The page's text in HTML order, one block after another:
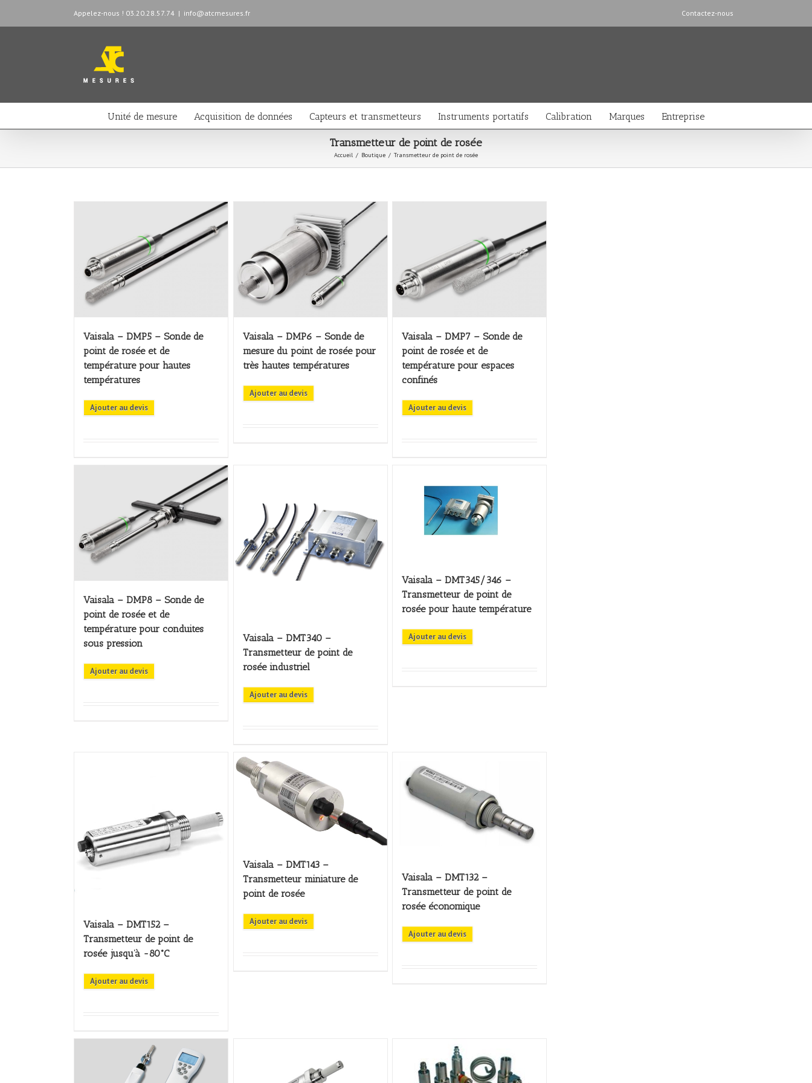
Appelez-nous ! 03.20.28.57.74 | info@atcmesures.fr Contactez-nous
Unité de mesure Acquisition de données Capteurs et transmetteurs Instruments portatifs Calibration Marques Entreprise
Transmetteur de point de rosée
Accueil / Boutique / Transmetteur de point de rosée
Vaisala – DMP5 – Sonde de
point de rosée et de
température pour hautes
températures
Ajouter au devis
Vaisala – DMP6 – Sonde de
mesure du point de rosée pour
très hautes températures
Ajouter au devis
Vaisala – DMP7 – Sonde de
point de rosée et de
température pour espaces
confinés
Ajouter au devis
Vaisala – DMP8 – Sonde de
point de rosée et de
température pour conduites
sous pression
Ajouter au devis
Vaisala – DMT340 –
Transmetteur de point de
rosée industriel
Ajouter au devis
Vaisala – DMT345/346 –
Transmetteur de point de
rosée pour haute température
Ajouter au devis
Vaisala – DMT152 –
Transmetteur de point de
rosée jusqu’à -80°C
Ajouter au devis
Vaisala – DMT143 –
Transmetteur miniature de
point de rosée
Ajouter au devis
Vaisala – DMT132 –
Transmetteur de point de
rosée économique
Ajouter au devis